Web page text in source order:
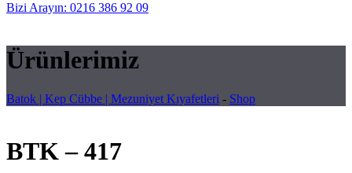
Bizi Arayın: 0216 386 92 09
Ürünlerimiz
Batok | Kep Cübbe | Mezuniyet Kıyafetleri - Shop
BTK – 417